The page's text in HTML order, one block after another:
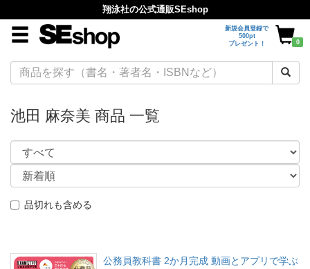
翔泳社の公式通販SEshop
新規会員登録で
500pt
プレゼント！
0
池田 麻奈美 商品 一覧
品切れも含める
公務員教科書 2か月完成 動画とアプリで学ぶ